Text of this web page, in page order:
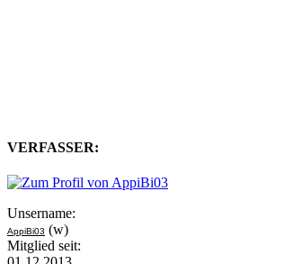
VERFASSER:
Unsername:
AppiBi03 (w)
Mitglied seit: